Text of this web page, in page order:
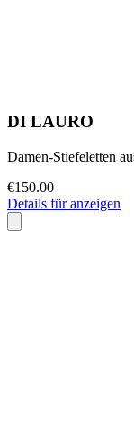
DI LAURO
Damen-Stiefeletten
€150.00
Details für anzeigen